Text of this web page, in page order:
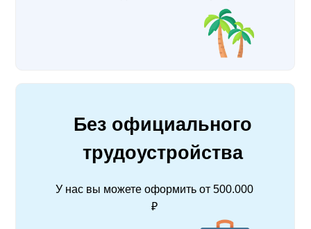
Без официального
трудоустройства
У нас вы можете оформить от 500.000
₽